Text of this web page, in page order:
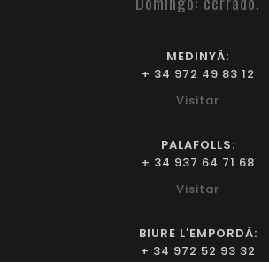
MEDINYÀ:
+ 34 972 49 83 12
Visitar
PALAFOLLS:
+ 34 937 64 71 68
Visitar
BIURE L'EMPORDÀ:
+ 34 972 52 93 32